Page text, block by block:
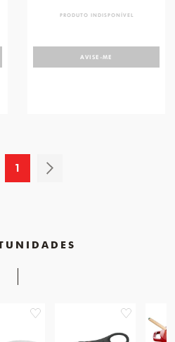
PRODUTO INDISPONÍVEL
AVISE-ME
1
favorite favorite